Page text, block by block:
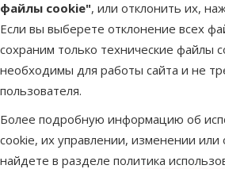
файлы cookie", или отклонить их,
Если вы выберете отклонение всех
сохраним только технические файлы
необходимы для работы сайта и не
пользователя.
Более подробную информацию об
cookie, их управлении, изменении или
найдете в разделе политика
Синий
Тип декорации
Грунт
Цена
3,99 €
Добавить в
корзину